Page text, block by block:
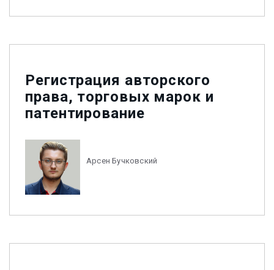
Регистрация авторского
права, торговых марок и
патентирование
Арсен Бучковский